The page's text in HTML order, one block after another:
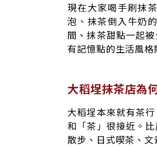
現在大家喝手刷抹
泡、抹茶倒入牛奶
間、抹茶甜點一起
有記憶點的生活風格
大稻埕抹茶店為
大稻埕本來就有茶
和「茶」很接近。
散步、日式喫茶、文